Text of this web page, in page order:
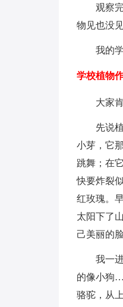
观察
物见也没
我的
学校植物
大家
先说
小芽，它
跳舞；在
快要炸裂
红玫瑰。
太阳下了
己美丽的
我一
的像小狗
骆驼，从